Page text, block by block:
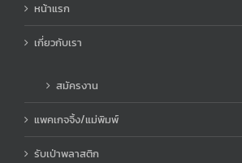
หน้าแรก
เกี่ยวกับเรา
สมัครงาน
แพคเกจจิ้ง/แม่พิมพ์
รับเป่าพลาสติก